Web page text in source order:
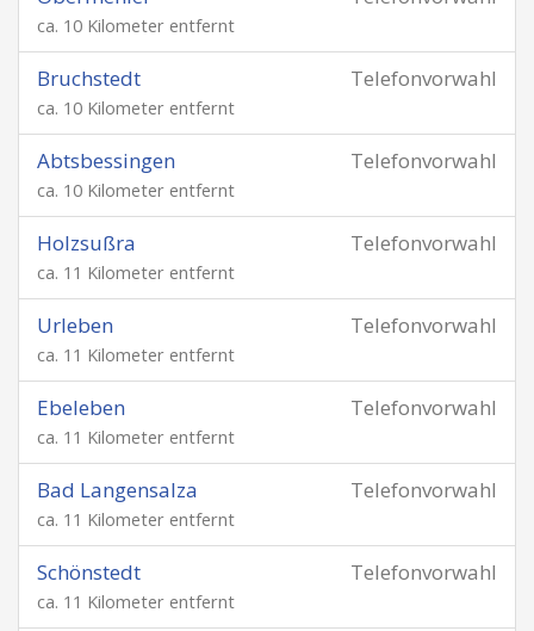
ca. 10 Kilometer entfernt
Telefonvorwahl
Bruchstedt
ca. 10 Kilometer entfernt
Telefonvorwahl
Abtsbessingen
ca. 10 Kilometer entfernt
Telefonvorwahl
Holzsußra
ca. 11 Kilometer entfernt
Telefonvorwahl
Urleben
ca. 11 Kilometer entfernt
Telefonvorwahl
Ebeleben
ca. 11 Kilometer entfernt
Telefonvorwahl
Bad Langensalza
ca. 11 Kilometer entfernt
Telefonvorwahl
Schönstedt
ca. 11 Kilometer entfernt